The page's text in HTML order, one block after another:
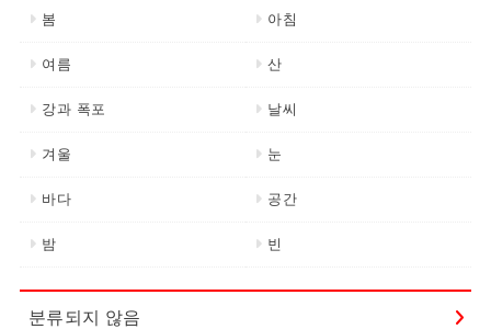
봄 아침
여름 산
강과 폭포 날씨
겨울 눈
바다 공간
밤 빈
분류되지 않음